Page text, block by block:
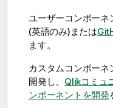
ユーザーコンポーネ
(英語のみ) または
ます。
カスタムコンポーネ
開発し、 Qlikコミュ
ンポーネントを開発